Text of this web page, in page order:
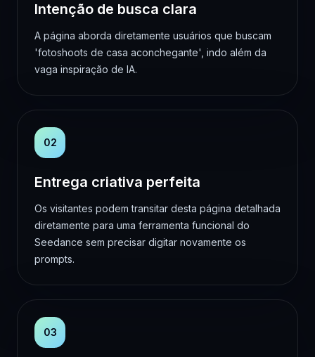
Intenção de busca clara
A página aborda diretamente usuários que buscam
'fotoshoots de casa aconchegante', indo além da
vaga inspiração de IA.
02
Entrega criativa perfeita
Os visitantes podem transitar desta página detalhada
diretamente para uma ferramenta funcional do
Seedance sem precisar digitar novamente os
prompts.
03